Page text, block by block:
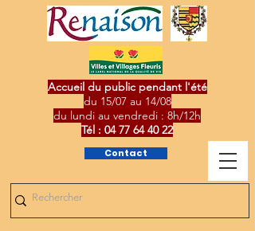
Contact
Accueil du public pendant l'été
du 15/07 au 14/08
du lundi au vendredi : 8h/12h
Tél : 04 77 64 40 22